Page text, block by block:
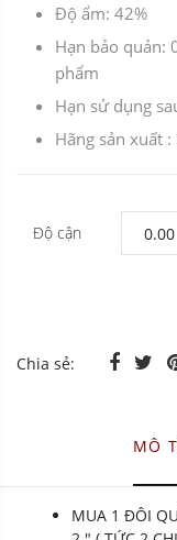
Độ ẩm: 42%
Hạn bảo quản:
phẩm
Hạn sử dụng
Hãng sản xuất
Độ cận
Chia sẻ:
MÔ
MUA 1 ĐÔI